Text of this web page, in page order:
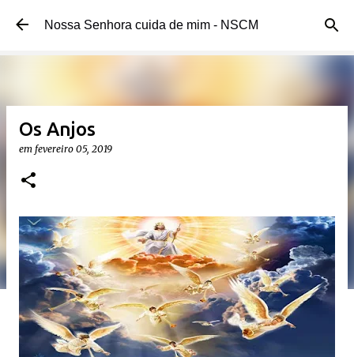
Pular para o conteúdo principal
Nossa Senhora cuida de mim - NSCM
Os Anjos
em fevereiro 05, 2019